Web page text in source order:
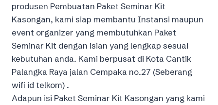
produsen Pembuatan Paket Seminar Kit
Kasongan, kami siap membantu Instansi maupun
event organizer yang membutuhkan Paket
Seminar Kit dengan isian yang lengkap sesuai
kebutuhan anda. Kami berpusat di Kota Cantik
Palangka Raya jalan Cempaka no.27 (Seberang
wifi id telkom) .
Adapun isi Paket Seminar Kit Kasongan yang kami